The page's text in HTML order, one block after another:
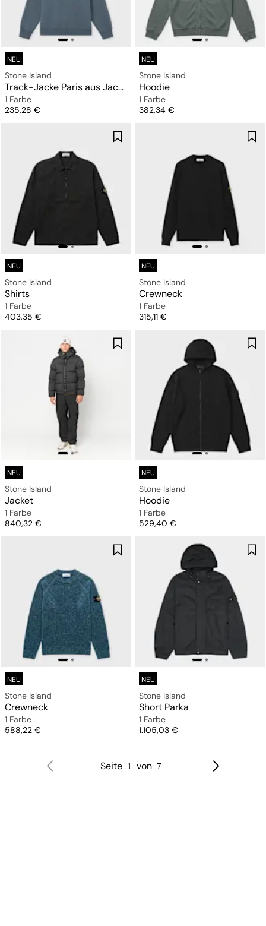
NEU
Stone Island
Track-Jacke Paris aus Jacquard mit Reißverschluss
1 Farbe
Preis
235,28 €
NEU
Stone Island
Hoodie
1 Farbe
Preis
382,34 €
NEU
Stone Island
Shirts
1 Farbe
Preis
403,35 €
NEU
Stone Island
Crewneck
1 Farbe
Preis
315,11 €
NEU
Stone Island
Jacket
1 Farbe
Preis
840,32 €
NEU
Stone Island
Hoodie
1 Farbe
Preis
529,40 €
NEU
Stone Island
Crewneck
1 Farbe
Preis
588,22 €
NEU
Stone Island
Short Parka
1 Farbe
Preis
1.105,03 €
Seite 1 von 7